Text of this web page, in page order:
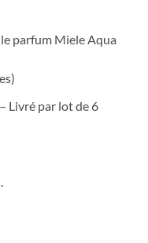
parfum Miele Aqua
Livré par lot de 6
1